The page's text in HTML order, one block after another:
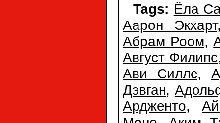
Tags: Ёла
Аарон Экхарт
Абрам Роом,
Август Филипс
Ави Силлс,
Дэвган,
Ардженто,